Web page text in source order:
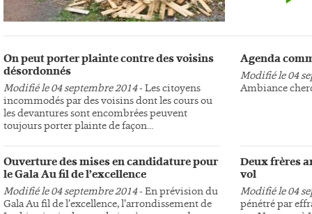
Photo
On peut porter plainte contre des voisins
désordonnés
Modifié le 04 septembre 2014- Les citoyens
incommodés par des voisins dont les cours ou
les devantures sont encombrées peuvent
toujours porter plainte de façon...
Ouverture des mises en candidature pour
le Gala Au fil de l’excellence
Modifié le 04 septembre 2014- En prévision du
Gala Au fil de l’excellence, l’arrondissement de
Agenda
Modifié le 04
Ambiance
Deux frères
vol
Modifié le 04
pénétré par